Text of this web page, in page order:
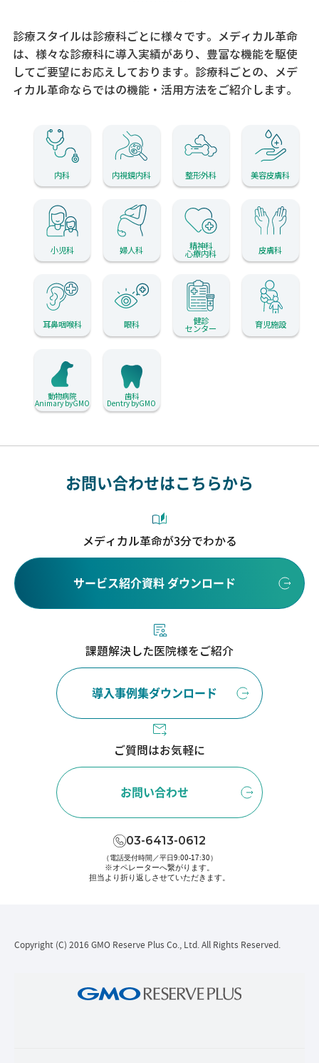
診療スタイルは診療科ごとに様々です。メディカル革命
は、様々な診療科に導入実績があり、 豊富な機能を駆使
してご要望にお応えしております。 診療科ごとの、メデ
ィカル革命ならではの機能・活用方法をご紹介します。
内科 内視鏡内科 整形外科 美容皮膚科
小児科 婦人科 精神科
心療内科 皮膚科
耳鼻咽喉科 眼科 健診
センター 育児施設
動物病院
Animary byGMO
歯科
Dentry byGMO
お問い合わせはこちらから
メディカル革命が3分でわかる
サービス紹介資料 ダウンロード
課題解決した医院様をご紹介
導入事例集ダウンロード
ご質問はお気軽に
お問い合わせ
03-6413-0612
（電話受付時間／平日9:00-17:30）
※オペレーターへ繋がります。
担当より折り返しさせていただきます。
Copyright (C) 2016 GMO Reserve Plus Co., Ltd. All Rights Reserved.